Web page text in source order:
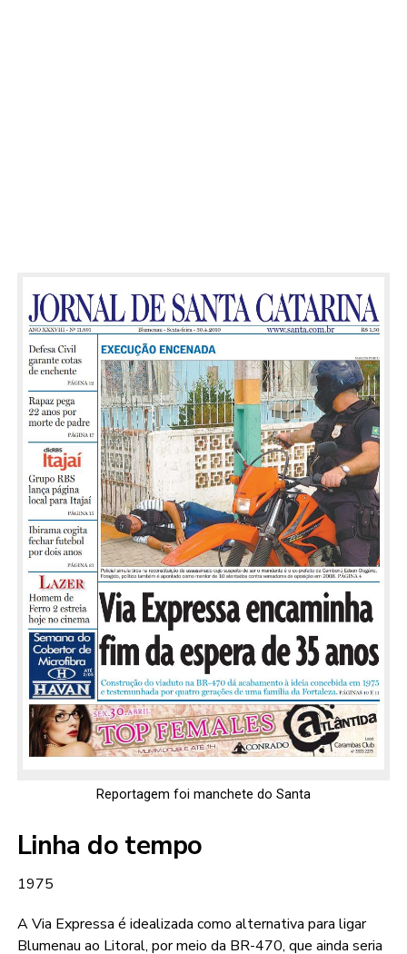
Reportagem foi manchete do Santa
Linha do tempo
1975
A Via Expressa é idealizada como alternativa para ligar
Blumenau ao Litoral, por meio da BR-470, que ainda seria